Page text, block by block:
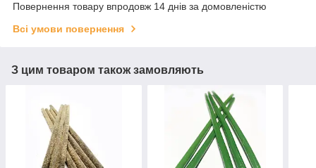
Повернення товару впродовж 14 днів за домовленістю
Всі умови повернення
З цим товаром також замовляють